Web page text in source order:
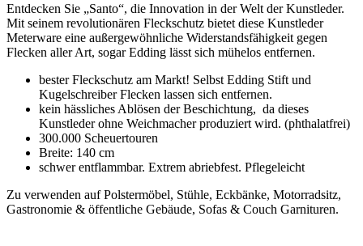
Entdecken Sie „Santo“, die Innovation in der Welt der Kunstleder.
Mit seinem revolutionären Fleckschutz bietet diese Kunstleder
Meterware eine außergewöhnliche Widerstandsfähigkeit gegen
Flecken aller Art, sogar Edding lässt sich mühelos entfernen.
bester Fleckschutz am Markt! Selbst Edding Stift und
Kugelschreiber Flecken lassen sich entfernen.
kein hässliches Ablösen der Beschichtung, da dieses
Kunstleder ohne Weichmacher produziert wird. (phthalatfrei)
300.000 Scheuertouren
Breite: 140 cm
schwer entflammbar. Extrem abriebfest. Pflegeleicht
Zu verwenden auf Polstermöbel, Stühle, Eckbänke, Motorradsitz,
Gastronomie & öffentliche Gebäude, Sofas & Couch Garnituren.